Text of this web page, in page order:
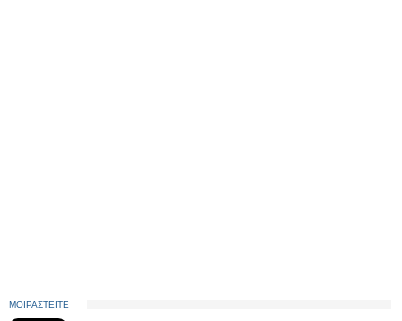
ΜΟΙΡΑΣΤΕΙΤΕ